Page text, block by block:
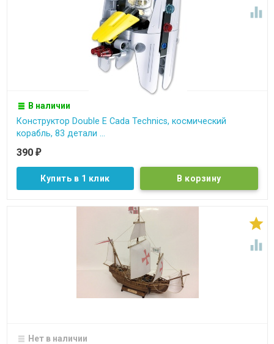

В наличии
Конструктор Double E Cada Technics, космический
корабль, 83 детали ...
390 ₽
Купить в 1 клик


Нет в наличии